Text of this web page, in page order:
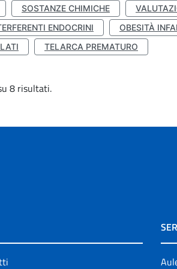
SOSTANZE CHIMICHE
ENDOCRINI OBESITÀ
TELARCA PREMATURO
8 risultati.